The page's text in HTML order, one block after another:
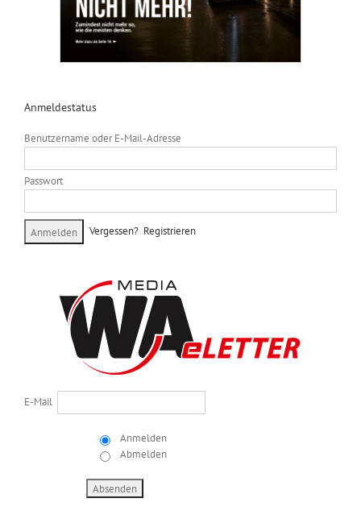
Anmeldestatus
Benutzername oder E-Mail-Adresse
Passwort
Vergessen? Registrieren
E-Mail
Anmelden
Abmelden